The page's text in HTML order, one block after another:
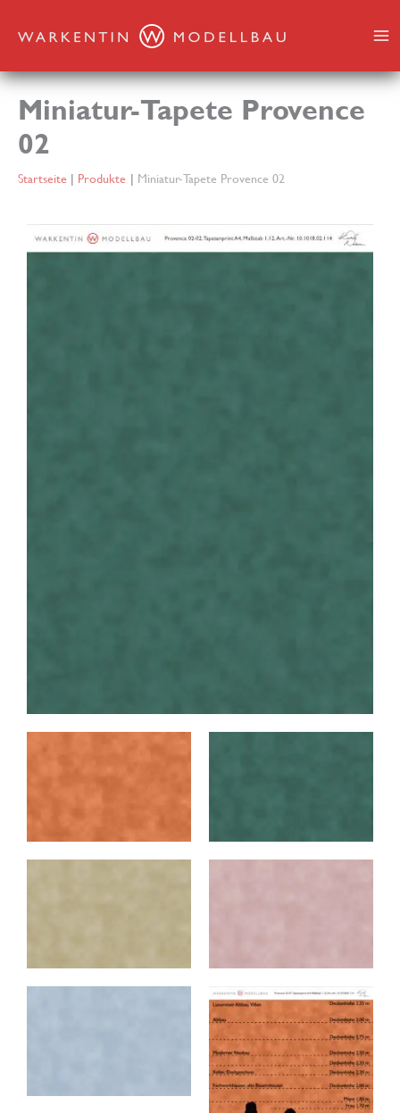
Inhalt
Miniatur-Tapete Provence
02
Startseite Produkte Miniatur-Tapete Provence 02